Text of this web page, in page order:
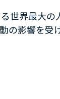
世界最大
影響を受